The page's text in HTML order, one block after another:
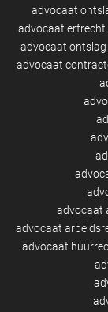
advocaat
advocaat erfrecht
advocaat ontslag
advocaat
advocaat
advocaat
advocaat